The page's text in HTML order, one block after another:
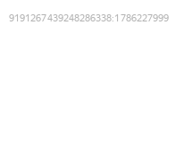
9191267439248286338:1786227999